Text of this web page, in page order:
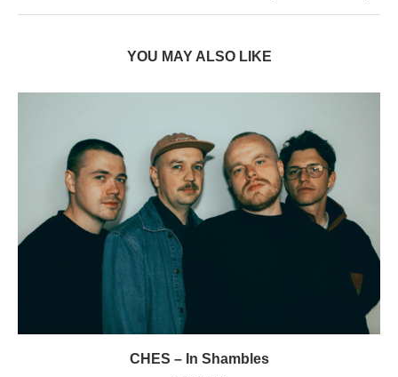
YOU MAY ALSO LIKE
CHES – In Shambles